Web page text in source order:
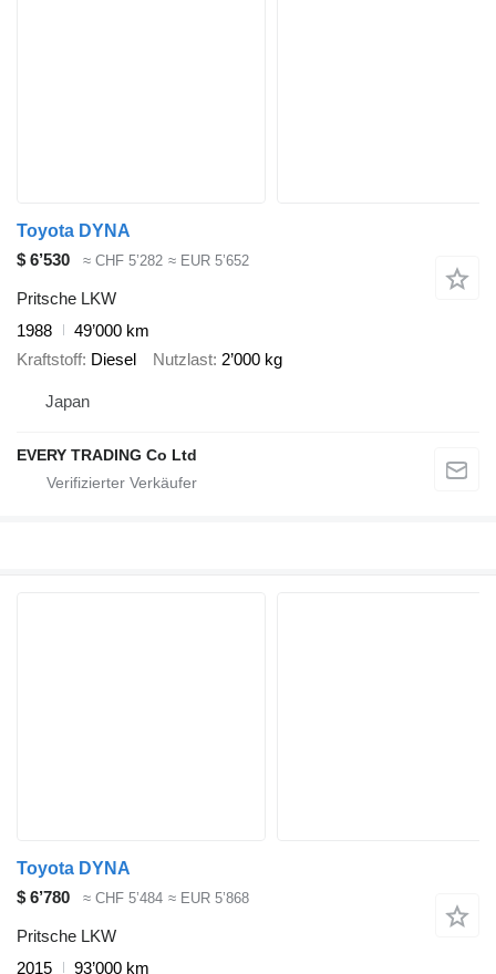
Toyota DYNA
$ 6’530
≈ CHF 5’282 ≈ EUR 5’652
Pritsche LKW
1988
49’000 km
Kraftstoff Diesel Nutzlast 2’000 kg
Japan
EVERY TRADING Co Ltd
Toyota DYNA
$ 6’780
≈ CHF 5’484 ≈ EUR 5’868
Pritsche LKW
2015
93’000 km